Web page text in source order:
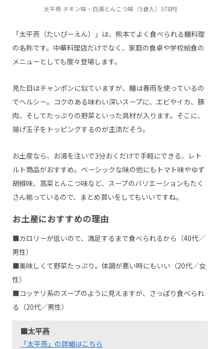
太平燕 チキン味・白湯とんこつ味（5食入）378円
「太平燕（たいぴーえん）」は、熊本でよく食べられる麺料理
の名称です。中華料理店だけでなく、家庭の食卓や学校給食の
メニューとしても度々登場します。
見た目はチャンポンに似ていますが、麺は春雨を使っているの
でヘルシー。コクのある味わい深いスープに、エビやイカ、豚
肉、そしてたっぷりの野菜といった具材が入ります。そこに、
揚げ玉子をトッピングするのが主流だそう。
お土産なら、お湯を注いで3分おくだけで手軽にできる、レト
ルト商品がおすすめ。ベーシックな味の他にもトマト味やゆず
胡椒味、高菜とんこつ味など、スープのバリエーションもたく
さん揃っているので、まとめ買いをしてもいいですね。
お土産におすすめの理由
■カロリーが低いので、満足するまで食べられるから（40代／
男性）
■美味しくて野菜たっぷり。体調が悪い時にもいい（20代／女
性）
■コッテリ系のスープのように見えますが、さっぱり食べられ
る（20代／男性）
■太平燕
「太平燕」の詳細はこちら